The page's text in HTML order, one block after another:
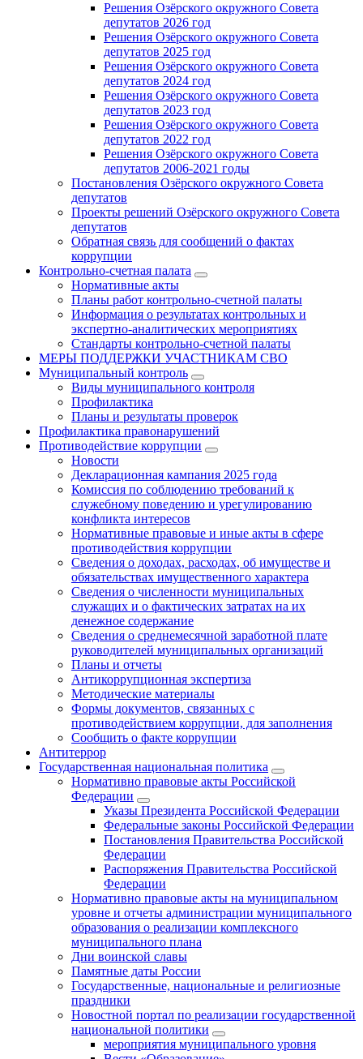
Решения Озёрского окружного Совета
депутатов 2026 год
Решения Озёрского окружного Совета
депутатов 2025 год
Решения Озёрского окружного Совета
депутатов 2024 год
Решения Озёрского окружного Совета
депутатов 2023 год
Решения Озёрского окружного Совета
депутатов 2022 год
Решения Озёрского окружного Совета
депутатов 2006-2021 годы
Постановления Озёрского окружного Совета
депутатов
Проекты решений Озёрского окружного Совета
депутатов
Обратная связь для сообщений о фактах
коррупции
Контрольно-счетная палата
Нормативные акты
Планы работ контрольно-счетной палаты
Информация о результатах контрольных и
экспертно-аналитических мероприятиях
Стандарты контрольно-счетной палаты
МЕРЫ ПОДДЕРЖКИ УЧАСТНИКАМ СВО
Муниципальный контроль
Виды муниципального контроля
Профилактика
Планы и результаты проверок
Профилактика правонарушений
Противодействие коррупции
Новости
Декларационная кампания 2025 года
Комиссия по соблюдению требований к
служебному поведению и урегулированию
конфликта интересов
Нормативные правовые и иные акты в сфере
противодействия коррупции
Сведения о доходах, расходах, об имуществе и
обязательствах имущественного характера
Сведения о численности муниципальных
служащих и о фактических затратах на их
денежное содержание
Сведения о среднемесячной заработной плате
руководителей муниципальных организаций
Планы и отчеты
Антикоррупционная экспертиза
Методические материалы
Формы документов, связанных с
противодействием коррупции, для заполнения
Сообщить о факте коррупции
Антитеррор
Государственная национальная политика
Нормативно правовые акты Российской
Федерации
Указы Президента Российской Федерации
Федеральные законы Российской Федерации
Постановления Правительства Российской
Федерации
Распоряжения Правительства Российской
Федерации
Нормативно правовые акты на муниципальном
уровне и отчеты администрации муниципального
образования о реализации комплексного
муниципального плана
Дни воинской славы
Памятные даты России
Государственные, национальные и религиозные
праздники
Новостной портал по реализации государственной
национальной политики
мероприятия муниципального уровня